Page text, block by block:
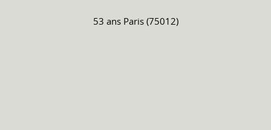
53 ans Paris (75012)